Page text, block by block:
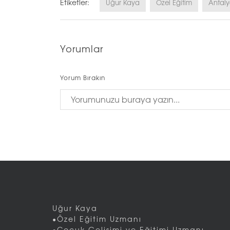
Etiketler: Uğur Kaya Özel Eğitim
Yorumlar
Yorum Bırakın
Uğur Kaya
•Özel Eğitim Uzmanı